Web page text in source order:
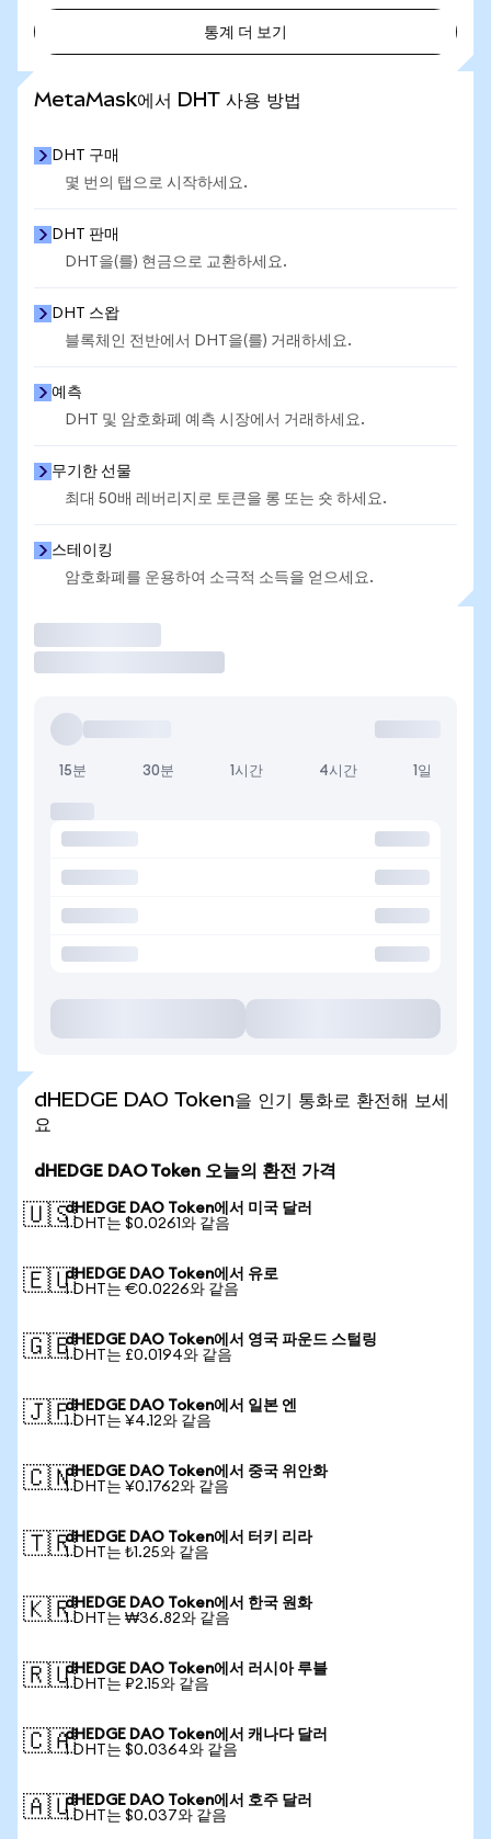
통계 더 보기
MetaMask에서 DHT 사용 방법
DHT 구매
몇 번의 탭으로 시작하세요.
DHT 판매
DHT을(를) 현금으로 교환하세요.
DHT 스왑
블록체인 전반에서 DHT을(를) 거래하세요.
예측
DHT 및 암호화폐 예측 시장에서 거래하세요.
무기한 선물
최대 50배 레버리지로 토큰을 롱 또는 숏 하세요.
스테이킹
암호화폐를 운용하여 소극적 소득을 얻으세요.
15분 30분 1시간 4시간 1일
dHEDGE DAO Token을 인기 통화로 환전해 보세
요
dHEDGE DAO Token 오늘의 환전 가격
🇺🇸dHEDGE DAO Token에서 미국 달러
1 DHT는 $0.0261와 같음
🇪🇺dHEDGE DAO Token에서 유로
1 DHT는 €0.0226와 같음
🇬🇧dHEDGE DAO Token에서 영국 파운드 스털링
1 DHT는 £0.0194와 같음
🇯🇵dHEDGE DAO Token에서 일본 엔
1 DHT는 ¥4.12와 같음
🇨🇳dHEDGE DAO Token에서 중국 위안화
1 DHT는 ¥0.1762와 같음
🇹🇷dHEDGE DAO Token에서 터키 리라
1 DHT는 ₺1.25와 같음
🇰🇷dHEDGE DAO Token에서 한국 원화
1 DHT는 ₩36.82와 같음
🇷🇺dHEDGE DAO Token에서 러시아 루블
1 DHT는 ₽2.15와 같음
🇨🇦dHEDGE DAO Token에서 캐나다 달러
1 DHT는 $0.0364와 같음
🇦🇺dHEDGE DAO Token에서 호주 달러
1 DHT는 $0.037와 같음